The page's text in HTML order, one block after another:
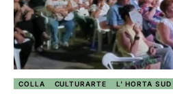
COLLA CULTURARTE L' HORTA SUD